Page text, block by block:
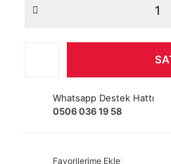
Whatsapp Destek Hattı
0506 036 19 58
Favorilerime Ekle